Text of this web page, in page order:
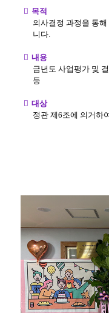
목적
의사결정 과정을 통
니다.
내용
금년도 사업평가 및
등
대상
정관 제6조에 의거하